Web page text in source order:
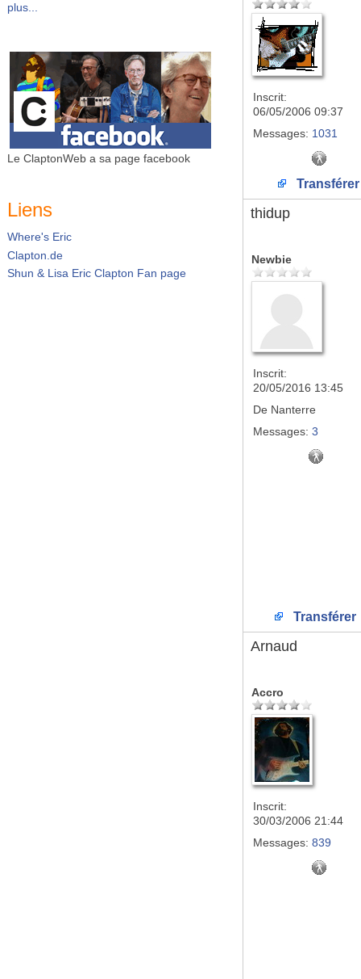
plus...
Le ClaptonWeb a sa page facebook
Liens
Where's Eric
Clapton.de
Shun & Lisa Eric Clapton Fan page
Inscrit:
06/05/2006 09:37
Messages: 1031
Transférer
thidup
Newbie
Inscrit:
20/05/2016 13:45
De Nanterre
Messages: 3
Transférer
Arnaud
Accro
Inscrit:
30/03/2006 21:44
Messages: 839